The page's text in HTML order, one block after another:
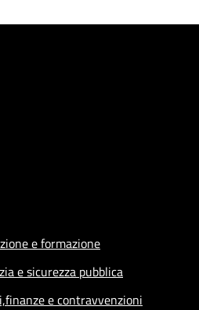
e formazione
e sicurezza pubblica
e contravvenzioni